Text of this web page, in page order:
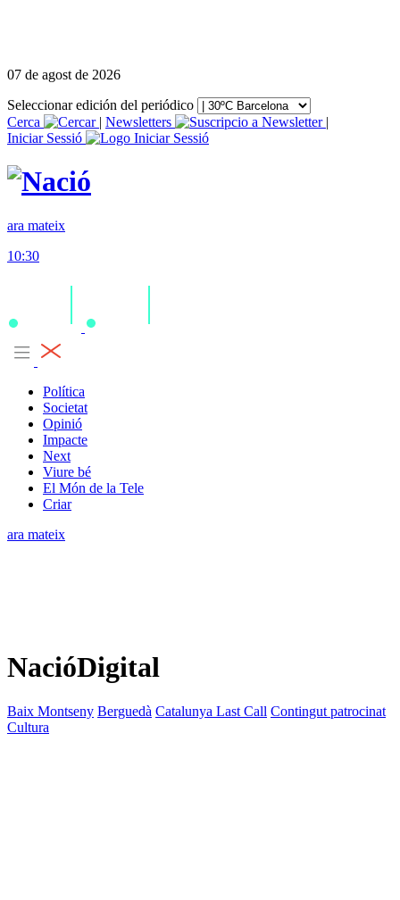
07 de agost de 2026
Seleccionar edición del periódico
Cerca
| Newsletters
|
Iniciar Sessió
ara mateix
10:30
Política
Societat
Opinió
Impacte
Next
Viure bé
El Món de la Tele
Criar
ara mateix
NacióDigital
Baix Montseny Berguedà Catalunya Last Call Contingut patrocinat
Cultura